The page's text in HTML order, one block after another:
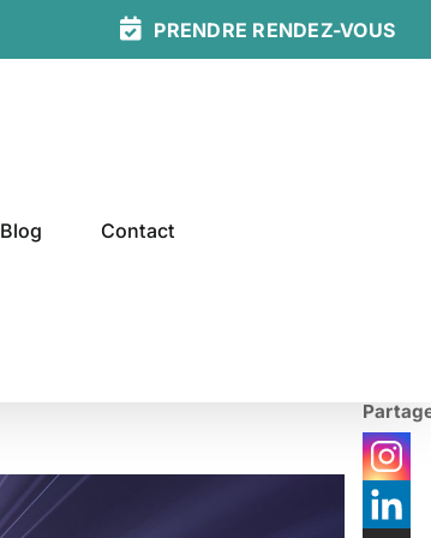
PRENDRE
Blog Contact